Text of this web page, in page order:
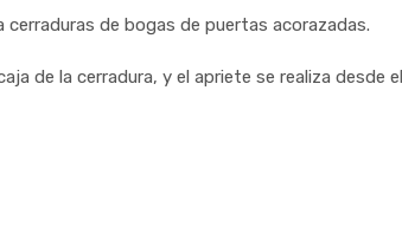
de bogas de puertas acorazadas.
de la cerradura, y el apriete se realiza desde